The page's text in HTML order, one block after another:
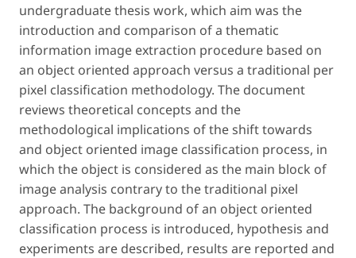
undergraduate thesis work, which aim was the
introduction and comparison of a thematic
information image extraction procedure based on
an object oriented approach versus a traditional per
pixel classification methodology. The document
reviews theoretical concepts and the
methodological implications of the shift towards
and object oriented image classification process, in
which the object is considered as the main block of
image analysis contrary to the traditional pixel
approach. The background of an object oriented
classification process is introduced, hypothesis and
experiments are described, results are reported and